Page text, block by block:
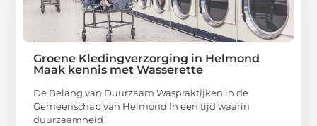
Groene Kledingverzorging in Helmond
Maak kennis met Wasserette
De Belang van Duurzaam Waspraktijken in de
Gemeenschap van Helmond In een tijd waarin
duurzaamheid